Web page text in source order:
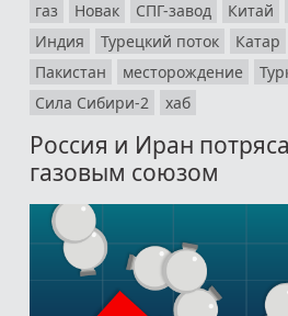
Подписка
Пользовательское
Медиакит
Контакты
газ
Новак СПГ-завод Китай
Индия
Турецкий поток Катар
Пакистан
месторождение
Сила Сибири-2
хаб
Россия и Иран
газовым союзом